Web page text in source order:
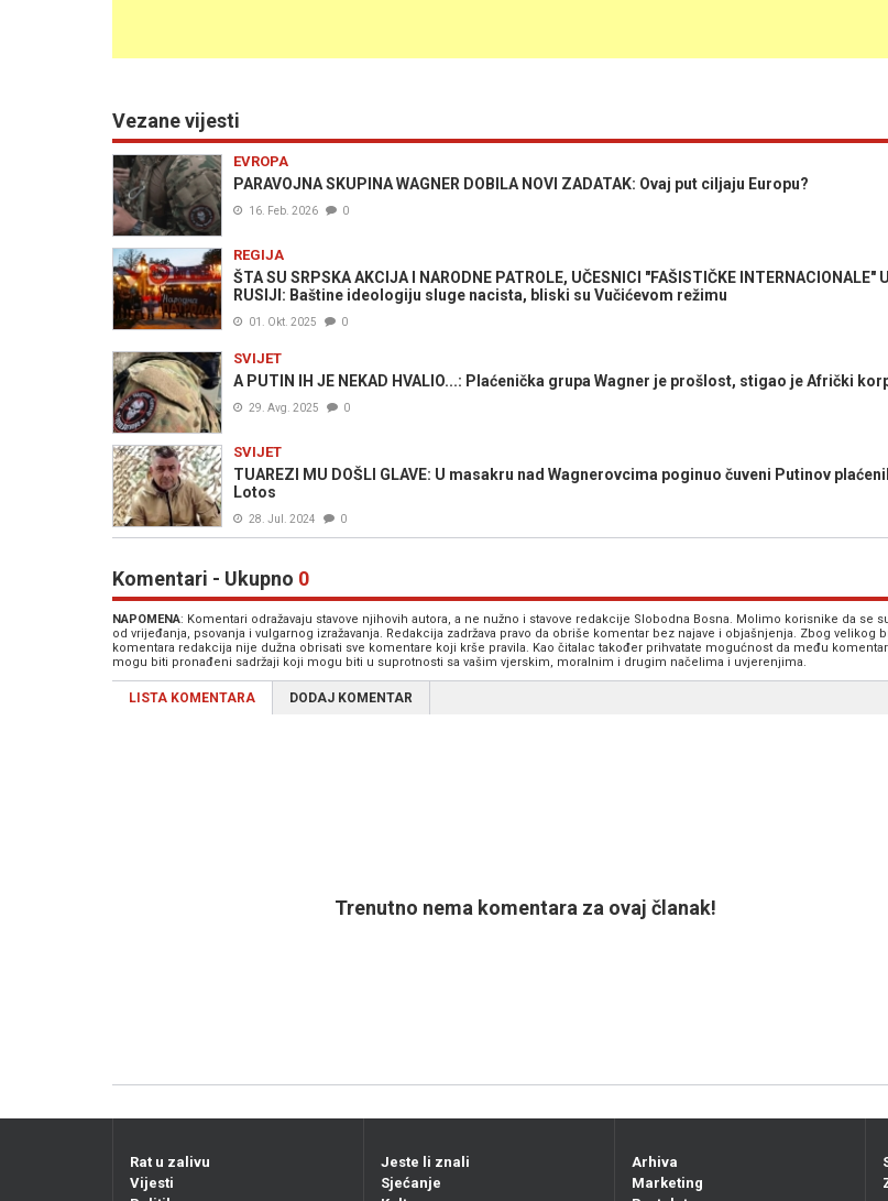
Vezane vijesti
EVROPA
PARAVOJNA SKUPINA WAGNER DOBILA NOVI ZADATAK: Ovaj put ciljaju Europu?
16. Feb. 2026 0
REGIJA
ŠTA SU SRPSKA AKCIJA I NARODNE PATROLE, UČESNICI "FAŠISTIČKE INTERNACIONALE" U
RUSIJI: Baštine ideologiju sluge nacista, bliski su Vučićevom režimu
01. Okt. 2025 0
SVIJET
A PUTIN IH JE NEKAD HVALIO...: Plaćenička grupa Wagner je prošlost, stigao je Afrički
29. Avg. 2025 0
SVIJET
TUAREZI MU DOŠLI GLAVE: U masakru nad Wagnerovcima poginuo čuveni Putinov
Lotos
28. Jul. 2024 0
Komentari - Ukupno 0
NAPOMENA: Komentari odražavaju stavove njihovih autora, a ne nužno i stavove redakcije Slobodna Bosna. Molimo korisnike da se
od vrijeđanja, psovanja i vulgarnog izražavanja. Redakcija zadržava pravo da obriše komentar bez najave i objašnjenja. Zbog velikog
komentara redakcija nije dužna obrisati sve komentare koji krše pravila. Kao čitalac također prihvatate mogućnost da među
mogu biti pronađeni sadržaji koji mogu biti u suprotnosti sa vašim vjerskim, moralnim i drugim načelima i uvjerenjima.
LISTA KOMENTARA DODAJ KOMENTAR
Trenutno nema komentara za ovaj članak!
Rat u zalivu
Vijesti
Jeste li znali
Sjećanje
Arhiva
Marketing